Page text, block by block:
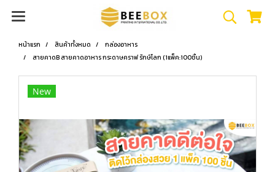
หน้าแรก สินค้าทั้งหมด
กล่องอาหาร
สายคาดB สายคาดอาหาร กระดาษคราฟ รักษ์โลก (1แพ็ค:100ชิ้น)
New